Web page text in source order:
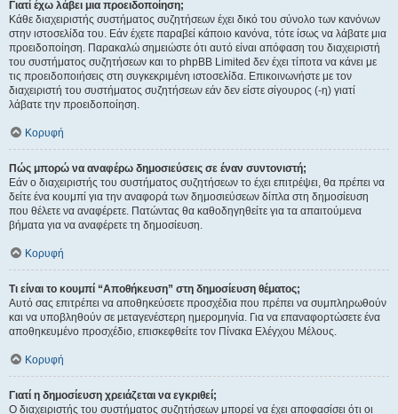
Γιατί έχω λάβει μια προειδοποίηση;
Κάθε διαχειριστής συστήματος συζητήσεων έχει δικό του σύνολο των κανόνων
στην ιστοσελίδα του. Εάν έχετε παραβεί κάποιο κανόνα, τότε ίσως να λάβατε μια
προειδοποίηση. Παρακαλώ σημειώστε ότι αυτό είναι απόφαση του διαχειριστή
του συστήματος συζητήσεων και το phpBB Limited δεν έχει τίποτα να κάνει με
τις προειδοποιήσεις στη συγκεκριμένη ιστοσελίδα. Επικοινωνήστε με τον
διαχειριστή του συστήματος συζητήσεων εάν δεν είστε σίγουρος (-η) γιατί
λάβατε την προειδοποίηση.
Κορυφή
Πώς μπορώ να αναφέρω δημοσιεύσεις σε έναν συντονιστή;
Εάν ο διαχειριστής του συστήματος συζητήσεων το έχει επιτρέψει, θα πρέπει να
δείτε ένα κουμπί για την αναφορά των δημοσιεύσεων δίπλα στη δημοσίευση
που θέλετε να αναφέρετε. Πατώντας θα καθοδηγηθείτε για τα απαιτούμενα
βήματα για να αναφέρετε τη δημοσίευση.
Κορυφή
Τι είναι το κουμπί “Αποθήκευση” στη δημοσίευση θέματος;
Αυτό σας επιτρέπει να αποθηκεύσετε προσχέδια που πρέπει να συμπληρωθούν
και να υποβληθούν σε μεταγενέστερη ημερομηνία. Για να επαναφορτώσετε ένα
αποθηκευμένο προσχέδιο, επισκεφθείτε τον Πίνακα Ελέγχου Μέλους.
Κορυφή
Γιατί η δημοσίευση χρειάζεται να εγκριθεί;
Ο διαχειριστής του συστήματος συζητήσεων μπορεί να έχει αποφασίσει ότι οι